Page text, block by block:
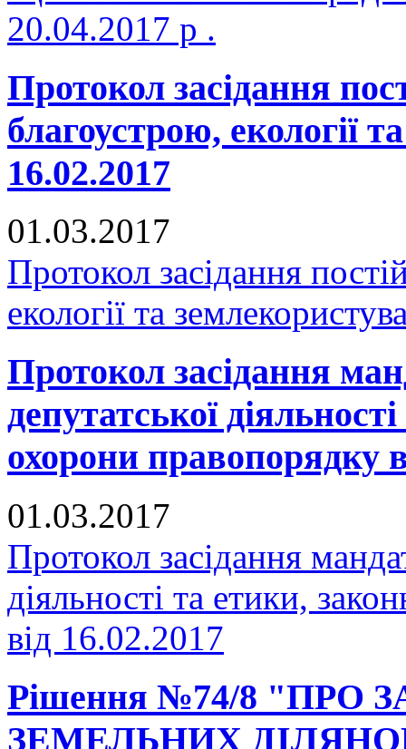
20.04.2017 р .
Протокол засідання
благоустрою, екології
16.02.2017
01.03.2017
Протокол засідання
екології та
Протокол засідання
депутатської
охорони правопорядку
01.03.2017
Протокол засідання
діяльності та етики,
від 16.02.2017
Рішення №74/8 "ПРО
ЗЕМЕЛЬНИХ